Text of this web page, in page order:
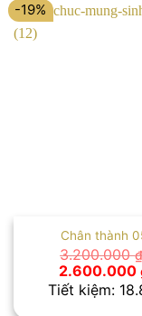
-19%
Chân thành
3.200.000₫
Giá
gốc
là:
2.600.000
Tiết kiệm: